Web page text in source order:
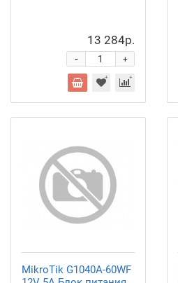
13 284р.
+
-
MikroTik G1040A-60WF